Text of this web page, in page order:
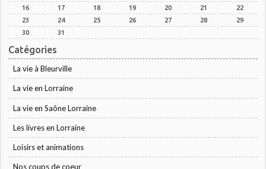
16
17 18 19 20 21
22
23
24 25 26 27 28
29
30
31
Catégories
La vie à Bleurville
La vie en Lorraine
La vie en Saône Lorraine
Les livres en Lorraine
Loisirs et animations
Nos coups de coeur